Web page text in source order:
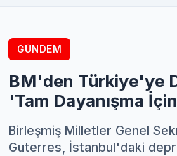
GÜNDEM
BM'den Türkiye'ye
'Tam Dayanışma
Birleşmiş Milletler Genel
Guterres, İstanbul'daki